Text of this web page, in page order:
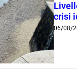
crisi
06/08/